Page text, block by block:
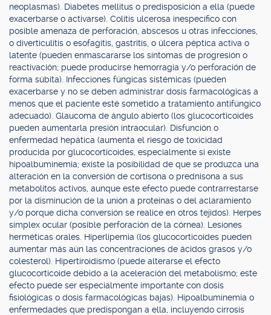
neoplasmas). Diabetes mellitus o predisposición a ella (puede
exacerbarse o activarse). Colitis ulcerosa inespecífico con
posible amenaza de perforación, abscesos u otras infecciones,
o diverticulitis o esofagitis, gastritis, o úlcera péptica activa o
latente (pueden enmascararse los síntomas de progresión o
reactivación; puede producirse hemorragia y/o perforación de
forma súbita). Infecciones fúngicas sístémicas (pueden
exacerbarse y no se deben administrar dosis farmacológicas a
menos que el paciente esté sometido a tratamiento antifúngico
adecuado). Glaucoma de ángulo abierto (los glucocorticoides
pueden aumentarla presión intraocular). Disfunción o
enfermedad hepática (aumenta el riesgo de toxicidad
producida por glucocorticoides, especialmente si existe
hipoalbuminemia; existe la posibilidad de que se produzca una
alteración en la conversión de cortisona o prednisona a sus
metabolitos activos, aunque este efecto puede contrarrestarse
por la disminución de la unión a proteínas o del aclaramiento
y/o porque dicha conversión se realice en otros tejidos). Herpes
simplex ocular (posible perforación de la córnea). Lesiones
herméticas orales. Hiperlipemia (los glucocorticoides pueden
aumentar más aún las concentraciones de ácidos grasos y/o
colesterol). Hipertiroidismo (puede alterarse el efecto
glucocorticoide debido a la aceleración del metabolismo; este
efecto puede ser especialmente importante con dosis
fisiológicas o dosis farmacológicas bajas). Hipoalbuminemia o
enfermedades que predispongan a ella, incluyendo cirrosis